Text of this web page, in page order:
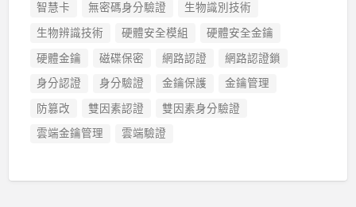
智慧卡
無密碼身分驗證
生物識別技術
生物辨識技術
硬體安全模組
硬體安全金鑰
硬體金鑰
磁碟保密 網路認證
網路認證鎖
身分認證
身分驗證 金鑰保護
金鑰管理
防篡改
雙因素認證
雙因素身分驗證
雲端金鑰管理
雲端驗證